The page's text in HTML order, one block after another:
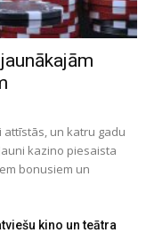
un katru gadu
kazino piesaista
bonusiem un
kino un teātra